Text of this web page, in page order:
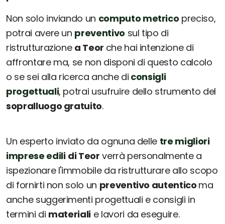
Non solo inviando un computo metrico preciso,
potrai avere un preventivo sul tipo di
ristrutturazione a Teor che hai intenzione di
affrontare ma, se non disponi di questo calcolo
o se sei alla ricerca anche di consigli
progettuali, potrai usufruire dello strumento del
sopralluogo gratuito.
Un esperto inviato da ognuna delle tre migliori
imprese edili di Teor verrà personalmente a
ispezionare l'immobile da ristrutturare allo scopo
di fornirti non solo un preventivo autentico ma
anche suggerimenti progettuali e consigli in
termini di materiali e lavori da eseguire.